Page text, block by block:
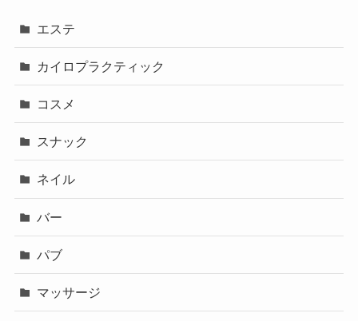
エステ
カイロプラクティック
コスメ
スナック
ネイル
バー
パブ
マッサージ